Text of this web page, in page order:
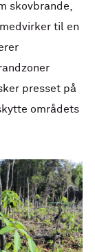
skovbrande,
til en
presset på
områdets